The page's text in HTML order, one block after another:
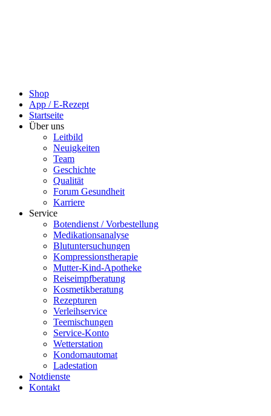
Shop
App / E-Rezept
Startseite
Über uns
Leitbild
Neuigkeiten
Team
Geschichte
Qualität
Forum Gesundheit
Karriere
Service
Botendienst / Vorbestellung
Medikationsanalyse
Blutuntersuchungen
Kompressionstherapie
Mutter-Kind-Apotheke
Reiseimpfberatung
Kosmetikberatung
Rezepturen
Verleihservice
Teemischungen
Service-Konto
Wetterstation
Kondomautomat
Ladestation
Notdienste
Kontakt